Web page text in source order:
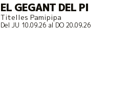
EL GEGANT DEL PI
Titelles Pamipipa
Del JU 10.09.26al DO 20.09.26